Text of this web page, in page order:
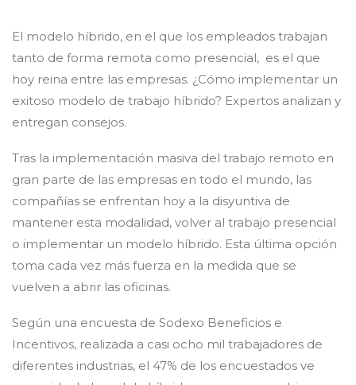
El modelo híbrido, en el que los empleados trabajan
tanto de forma remota como presencial, es el que
hoy reina entre las empresas. ¿Cómo implementar un
exitoso modelo de trabajo híbrido? Expertos analizan y
entregan consejos.
Tras la implementación masiva del trabajo remoto en
gran parte de las empresas en todo el mundo, las
compañías se enfrentan hoy a la disyuntiva de
mantener esta modalidad, volver al trabajo presencial
o implementar un modelo híbrido. Esta última opción
toma cada vez más fuerza en la medida que se
vuelven a abrir las oficinas.
Según una encuesta de Sodexo Beneficios e
Incentivos, realizada a casi ocho mil trabajadores de
diferentes industrias, el 47% de los encuestados ve